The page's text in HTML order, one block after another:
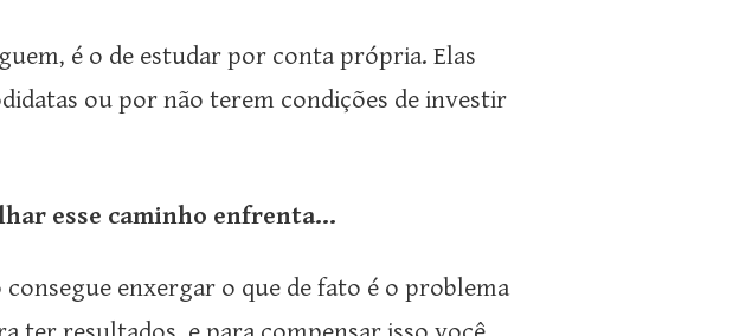
é o de estudar por conta própria. Elas
ou por não terem condições de investir
esse caminho enfrenta...
enxergar o que de fato é o problema